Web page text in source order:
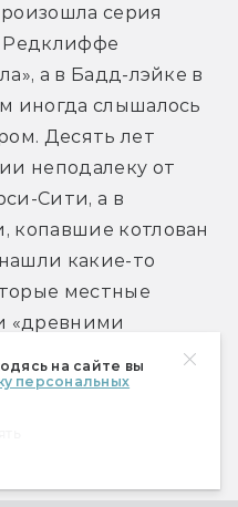
на сайте вы
персональных
серия
Редклиффе
а в Бадд-лэйке в
иногда слышалось
Десять лет
неподалеку от
Сити, а в
копавшие котлован
какие-то
местные
«древними